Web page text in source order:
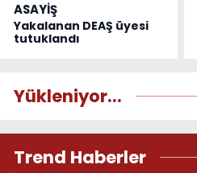
ASAYİŞ
Yakalanan DEAŞ üyesi
tutuklandı
Yükleniyor...
Trend Haberler